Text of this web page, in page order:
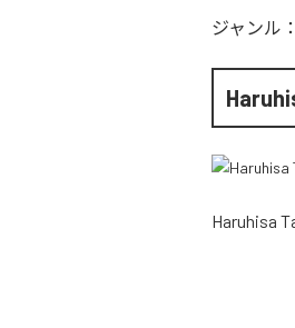
ジャンル：
Haruhisa